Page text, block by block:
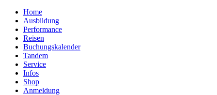
Home
Ausbildung
Performance
Reisen
Buchungskalender
Tandem
Service
Infos
Shop
Anmeldung